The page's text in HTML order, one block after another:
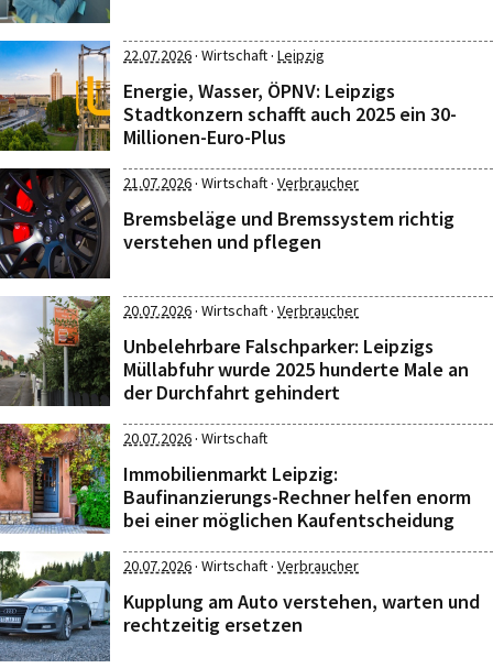
22.07.2026· Wirtschaft· Leipzig
Energie, Wasser, ÖPNV: Leipzigs
Stadtkonzern schafft auch 2025 ein 30-
Millionen-Euro-Plus
21.07.2026· Wirtschaft· Verbraucher
Bremsbeläge und Bremssystem richtig
verstehen und pflegen
20.07.2026· Wirtschaft· Verbraucher
Unbelehrbare Falschparker: Leipzigs
Müllabfuhr wurde 2025 hunderte Male an
der Durchfahrt gehindert
20.07.2026· Wirtschaft
Immobilienmarkt Leipzig:
Baufinanzierungs-Rechner helfen enorm
bei einer möglichen Kaufentscheidung
20.07.2026· Wirtschaft· Verbraucher
Kupplung am Auto verstehen, warten und
rechtzeitig ersetzen